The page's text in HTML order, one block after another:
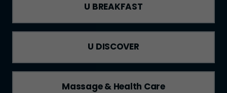
U BREAKFAST
U DISCOVER
Massage & Health Care